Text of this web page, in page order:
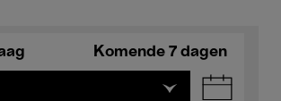
Komende 7 dagen